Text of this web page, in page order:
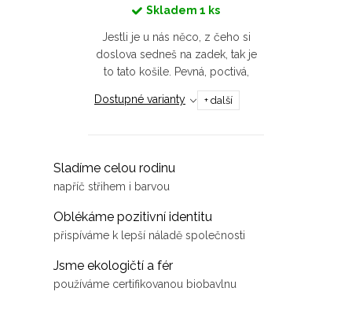
Skladem 1 ks
Jestli je u nás něco, z čeho si
doslova sedneš na zadek, tak je
to tato košile. Pevná, poctivá,
skvělá do streetu i na večeři s
láskou a vymakaná do detailu je
Dostupné varianty + další
Sladíme celou rodinu
napříč střihem i barvou
Oblékáme pozitivní identitu
přispíváme k lepší náladě společnosti
Jsme ekologičtí a fér
používáme certifikovanou biobavlnu